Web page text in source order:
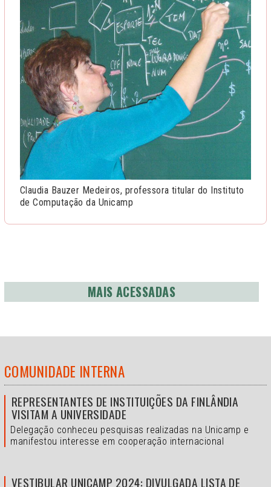
Claudia Bauzer Medeiros, professora titular do Instituto
de Computação da Unicamp
MAIS ACESSADAS
COMUNIDADE INTERNA
REPRESENTANTES DE INSTITUIÇÕES DA FINLÂNDIA
VISITAM A UNIVERSIDADE
Delegação conheceu pesquisas realizadas na Unicamp e
manifestou interesse em cooperação internacional
VESTIBULAR UNICAMP 2024: DIVULGADA LISTA DE